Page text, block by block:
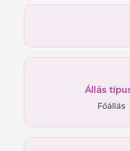
Állás
Főállás